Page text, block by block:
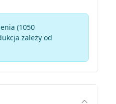
(1050
zależy od